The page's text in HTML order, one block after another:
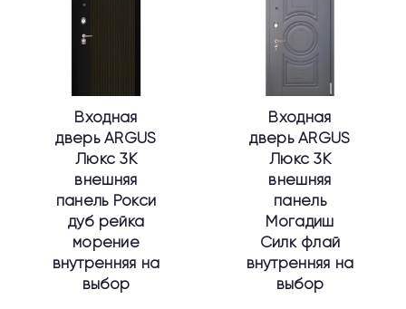
Входная
дверь ARGUS
Люкс 3К
внешняя
панель Рокси
дуб рейка
морение
внутренняя на
выбор
выбрать
на
странице
товара.
Входная
дверь ARGUS
Люкс 3К
внешняя
панель
Могадиш
Силк флай
внутренняя на
выбор
несколько
вариаций.
Опции
выбрать
на
странице
товара.